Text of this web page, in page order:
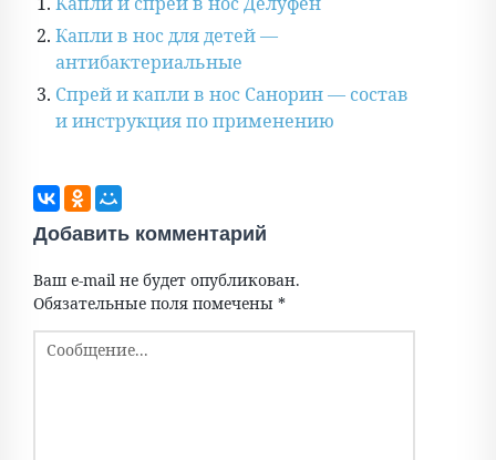
Капли в нос для детей —
антибактериальные
Спрей и капли в нос Санорин — состав
и инструкция по применению
Добавить комментарий
Ваш e-mail не будет опубликован.
Обязательные поля помечены *